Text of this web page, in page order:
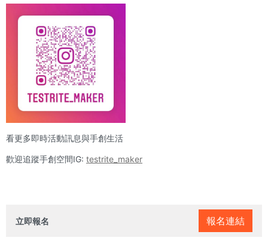
看更多即時活動訊息與手創生活
歡迎追蹤手創空間IG: testrite_maker
立即報名 報名連結